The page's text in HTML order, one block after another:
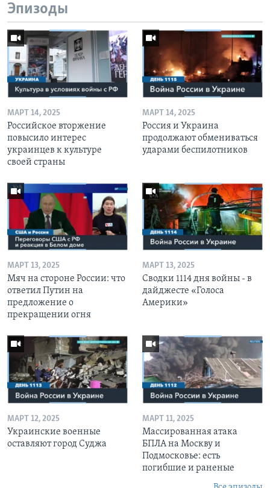
Эпизоды
МАРТ 14, 2025
Российское вторжение
повысило интерес
украинцев к культуре
своей страны
МАРТ 14, 2025
Россия и Украина
продолжают обмениваться
ударами беспилотников
МАРТ 13, 2025
Мяч на стороне России: что
ответил Путин на
предложение о
прекращении огня
МАРТ 13, 2025
Сводки 1114 дня войны - в
дайджесте «Голоса
Америки»
МАРТ 12, 2025
Украинские военные
оставляют город Суджа
МАРТ 11, 2025
Массированная атака
БПЛА на Москву и
Подмосковье: есть
погибшие и раненые